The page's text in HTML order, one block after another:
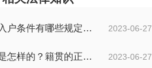
2023-06-27
我国收养孩子入户条件有哪些规定？办理收养登记的事实收养情况有几种？
2023-06-27
籍贯填写规范是怎样的？籍贯的正确填写规范是什么？-天天微动态